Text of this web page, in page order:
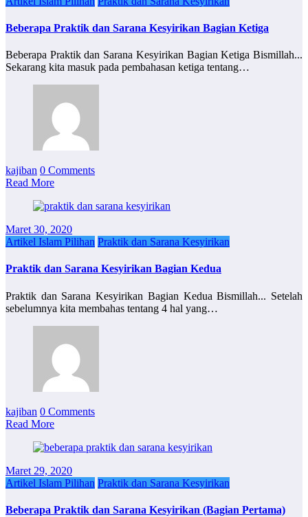
Beberapa Praktik dan Sarana Kesyirikan Bagian Ketiga
Beberapa Praktik dan Sarana Kesyirikan Bagian Ketiga Bismillah...
Sekarang kita masuk pada pembahasan ketiga tentang…
kajiban 0 Comments
Read More
Maret 30, 2020
Artikel Islam Pilihan Praktik dan Sarana Kesyirikan
Praktik dan Sarana Kesyirikan Bagian Kedua
Praktik dan Sarana Kesyirikan Bagian Kedua Bismillah... Setelah
sebelumnya kita membahas tentang 4 hal yang…
kajiban 0 Comments
Read More
Maret 29, 2020
Artikel Islam Pilihan Praktik dan Sarana Kesyirikan
Beberapa Praktik dan Sarana Kesyirikan (Bagian Pertama)